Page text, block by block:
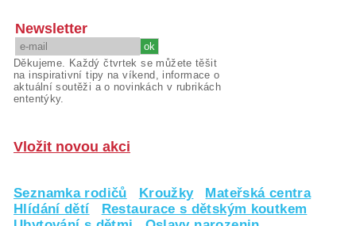
Newsletter
Děkujeme. Každý čtvrtek se můžete těšit
na inspirativní tipy na víkend, informace o
aktuální soutěži a o novinkách v rubrikách
ententýky.
Vložit novou akci
Seznamka rodičů Kroužky
Mateřská centra
Hlídání dětí
Restaurace s dětským koutkem